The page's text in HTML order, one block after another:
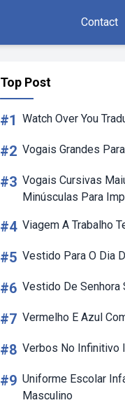
Contact
Top Post
#1 Watch Over You
#2 Vogais Grandes
#3 Vogais Cursivas
Minúsculas Para
#4 Viagem A Trabalho
#5 Vestido Para O Dia
#6 Vestido De Senhora
#7 Vermelho E Azul
#8 Verbos No Infinitivo
#9 Uniforme Escolar
Masculino